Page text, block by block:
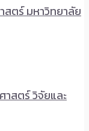
สตร์ มหาวิทยาลัย
าสตร์ วิจัยและ